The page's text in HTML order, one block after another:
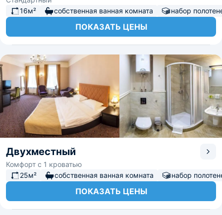
16м²
собственная ванная комната набор
ПОКАЗАТЬ ЦЕНЫ
Двухместный
Комфорт с 1 кроватью
25м²
собственная ванная комната набор
ПОКАЗАТЬ ЦЕНЫ